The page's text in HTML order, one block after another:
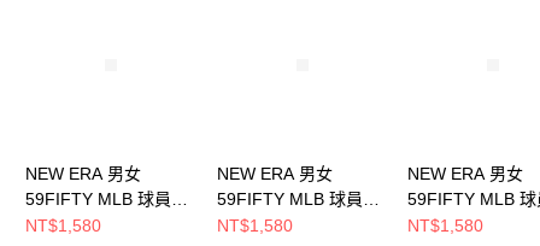
NEW ERA 男女
59FIFTY MLB 球員帽
落磯 客場
NT$1,580
NEW ERA 男女
59FIFTY MLB 球員帽
大都會 客場
NT$1,580
NEW ERA 男女
59FIFTY MLB 球
道奇 客場
NT$1,580